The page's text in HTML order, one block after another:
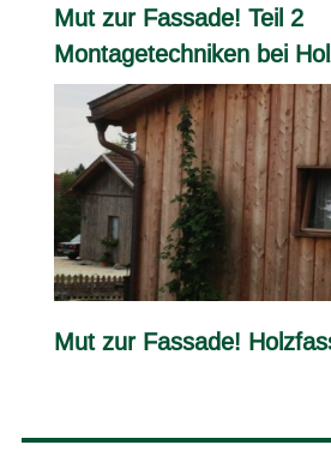
Mut zur Fassade! Teil 2
Montagetechniken bei
Mut zur Fassade!